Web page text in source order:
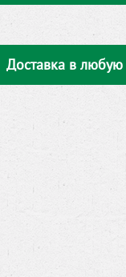
Доставка в